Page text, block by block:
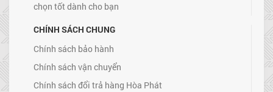
chọn tốt dành cho bạn
CHÍNH SÁCH CHUNG
Chính sách bảo hành
Chính sách vận chuyển
Chính sách đổi trả hàng Hòa Phát